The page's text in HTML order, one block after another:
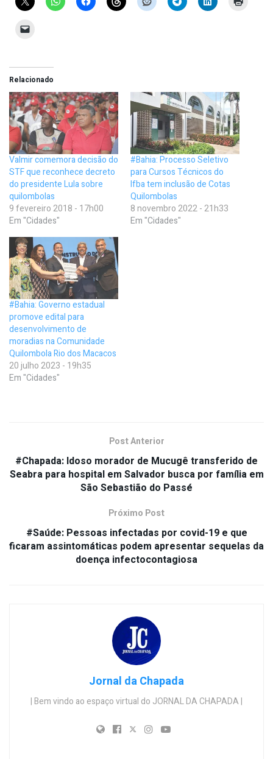
Relacionado
Valmir comemora decisão do
STF que reconhece decreto
do presidente Lula sobre
quilombolas
9 fevereiro 2018 - 17h00
Em "Cidades"
#Bahia: Processo Seletivo
para Cursos Técnicos do
Ifba tem inclusão de Cotas
Quilombolas
8 novembro 2022 - 21h33
Em "Cidades"
#Bahia: Governo estadual
promove edital para
desenvolvimento de
moradias na Comunidade
Quilombola Rio dos Macacos
20 julho 2023 - 19h35
Em "Cidades"
Post Anterior
#Chapada: Idoso morador de Mucugê transferido de
Seabra para hospital em Salvador busca por família em
São Sebastião do Passé
Próximo Post
#Saúde: Pessoas infectadas por covid-19 e que
ficaram assintomáticas podem apresentar sequelas da
doença infectocontagiosa
Jornal da Chapada
| Bem vindo ao espaço virtual do JORNAL DA CHAPADA |